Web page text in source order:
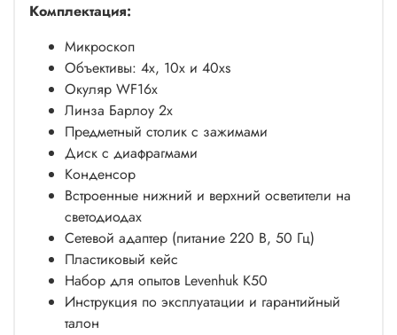
Комплектация:
Микроскоп
Объективы: 4х, 10x и 40хs
Окуляр WF16х
Линза Барлоу 2x
Предметный столик с зажимами
Диск с диафрагмами
Конденсор
Встроенные нижний и верхний осветители на
светодиодах
Сетевой адаптер (питание 220 В, 50 Гц)
Пластиковый кейс
Набор для опытов Levenhuk K50
Инструкция по эксплуатации и гарантийный
талон